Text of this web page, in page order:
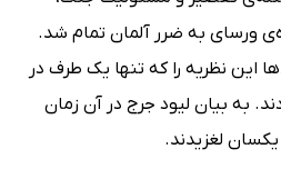
ورسای به‌ ضرر آلمان تمام شد.
این نظریه را که تنها یک طرف در
به‌ بیان لیود جرج در آن زمان
لغزیدند.